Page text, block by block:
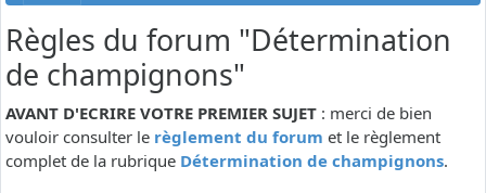
Règles du forum "Détermination
de champignons"
AVANT D'ECRIRE VOTRE PREMIER SUJET : merci de bien
vouloir consulter le règlement du forum et le règlement
complet de la rubrique Détermination de champignons.